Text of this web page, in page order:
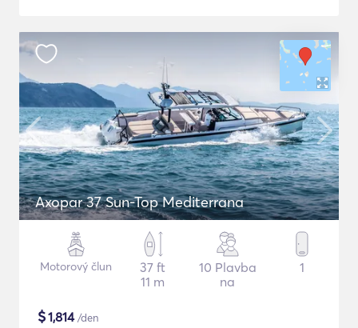
Axopar 37 Sun-Top Mediterrana
Motorový člun
37 ft
11 m
10 Plavba
na
1
$1,814/den